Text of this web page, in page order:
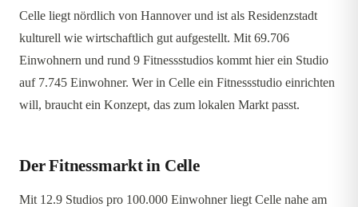
Celle liegt nördlich von Hannover und ist als Residenzstadt
kulturell wie wirtschaftlich gut aufgestellt. Mit 69.706
Einwohnern und rund 9 Fitnessstudios kommt hier ein Studio
auf 7.745 Einwohner. Wer in Celle ein Fitnessstudio einrichten
will, braucht ein Konzept, das zum lokalen Markt passt.
Der Fitnessmarkt in Celle
Mit 12.9 Studios pro 100.000 Einwohner liegt Celle nahe am